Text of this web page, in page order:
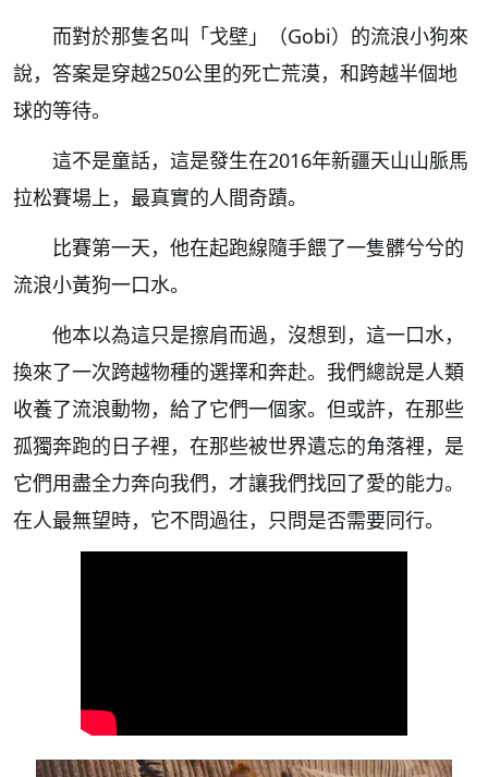
而對於那隻名叫「戈壁」（Gobi）的流浪小狗來
說，答案是穿越250公里的死亡荒漠，和跨越半個地
球的等待。
這不是童話，這是發生在2016年新疆天山山脈馬
拉松賽場上，最真實的人間奇蹟。
比賽第一天，他在起跑線隨手餵了一隻髒兮兮的
流浪小黃狗一口水。
他本以為這只是擦肩而過，沒想到，這一口水，
換來了一次跨越物種的選擇和奔赴。 我們總說是人類
收養了流浪動物，給了它們一個家。 但或許，在那些
孤獨奔跑的日子裡，在那些被世界遺忘的角落裡，是
它們用盡全力奔向我們，才讓我們找回了愛的能力。
在人最無望時，它不問過往，只問是否需要同行。